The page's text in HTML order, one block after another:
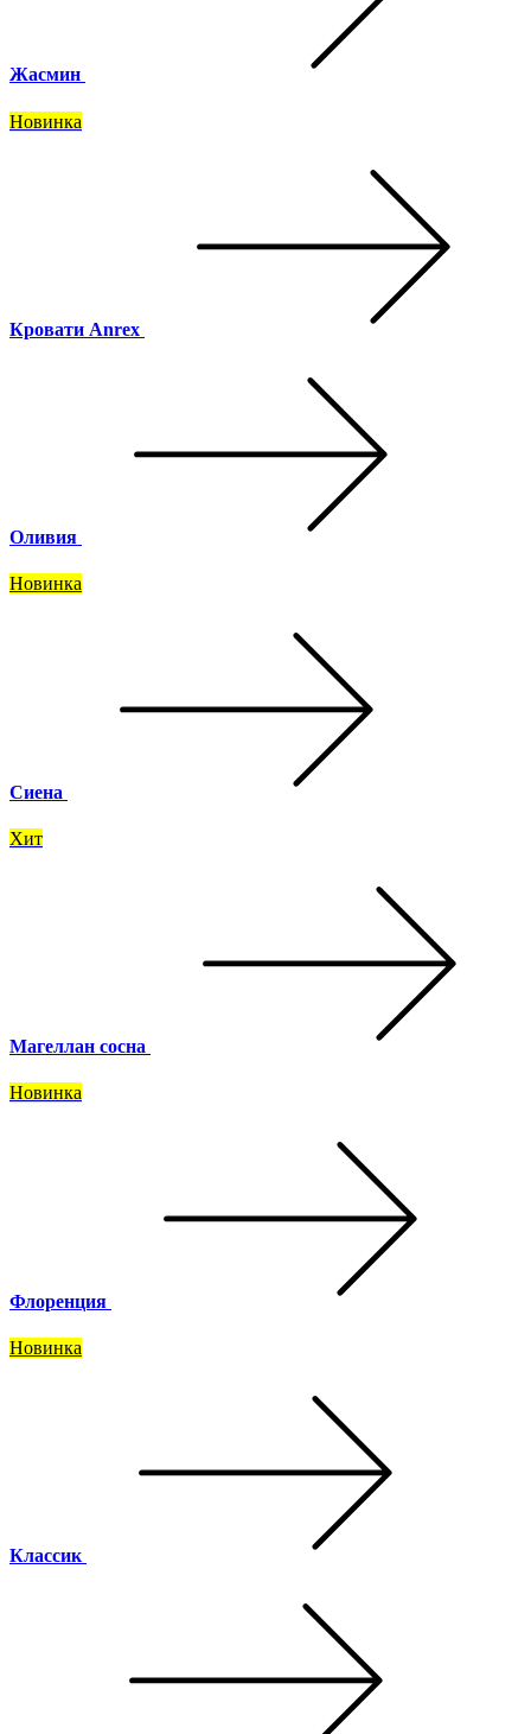
Жасмин
Новинка
Кровати Anrex
Оливия
Новинка
Сиена
Хит
Магеллан сосна
Новинка
Флоренция
Новинка
Классик